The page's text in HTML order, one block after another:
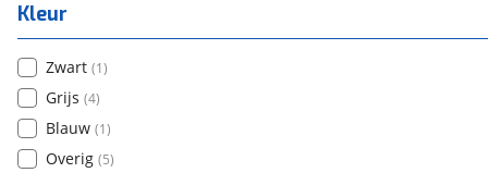
Kleur
Zwart (1)
Grijs (4)
Blauw (1)
Overig (5)